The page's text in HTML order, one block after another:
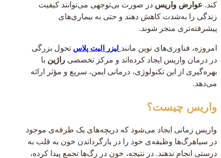
کند. عوارض واریس در صورت بی‌توجهی می‌توانند کیفیت
زندگی را به‌شدت کاهش دهند و حتی به بیماری‌های
پیشرفته‌تری منجر شوند.
امروزه، فناوری‌های نوین مانند لیزر الیت پلاس تحول بزرگی
در درمان واریس ایجاد کرده‌اند و مرکز تخصصی راژین با
بهره‌گیری از این تکنولوژی، درمانی ایمن، سریع و مؤثر ارائه
می‌دهد.
واریس چیست؟
واریس زمانی ایجاد می‌شود که دریچه‌های یک‌ طرفه‌ی موجود
در سیاهرگ‌ها وظیفه‌ی خود را در بازگرداندن خون به قلب به
درستی انجام ندهند. در نتیجه، خون در رگ‌ها تجمع پیدا کرده،